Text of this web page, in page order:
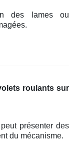
des lames ou
roulants sur
présenter des
du mécanisme.